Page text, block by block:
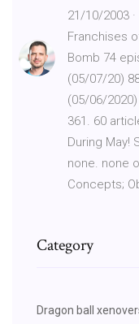
21/10/2003
Franchises
Bomb 74
(05/07/20)
(05/06/
361. 60
During May!
none. none
Concepts;
Category
Dragon ball